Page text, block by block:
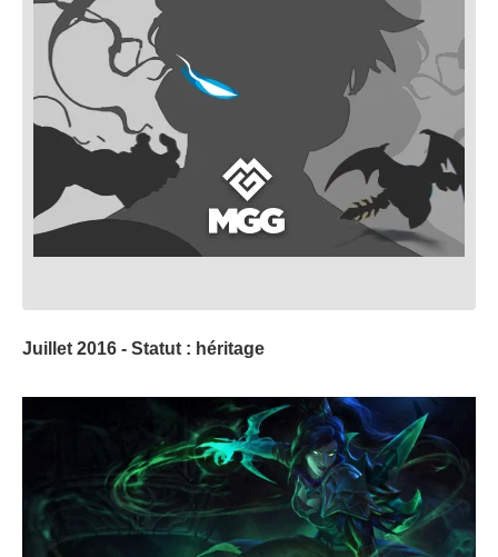
Juillet 2016 - Statut : héritage